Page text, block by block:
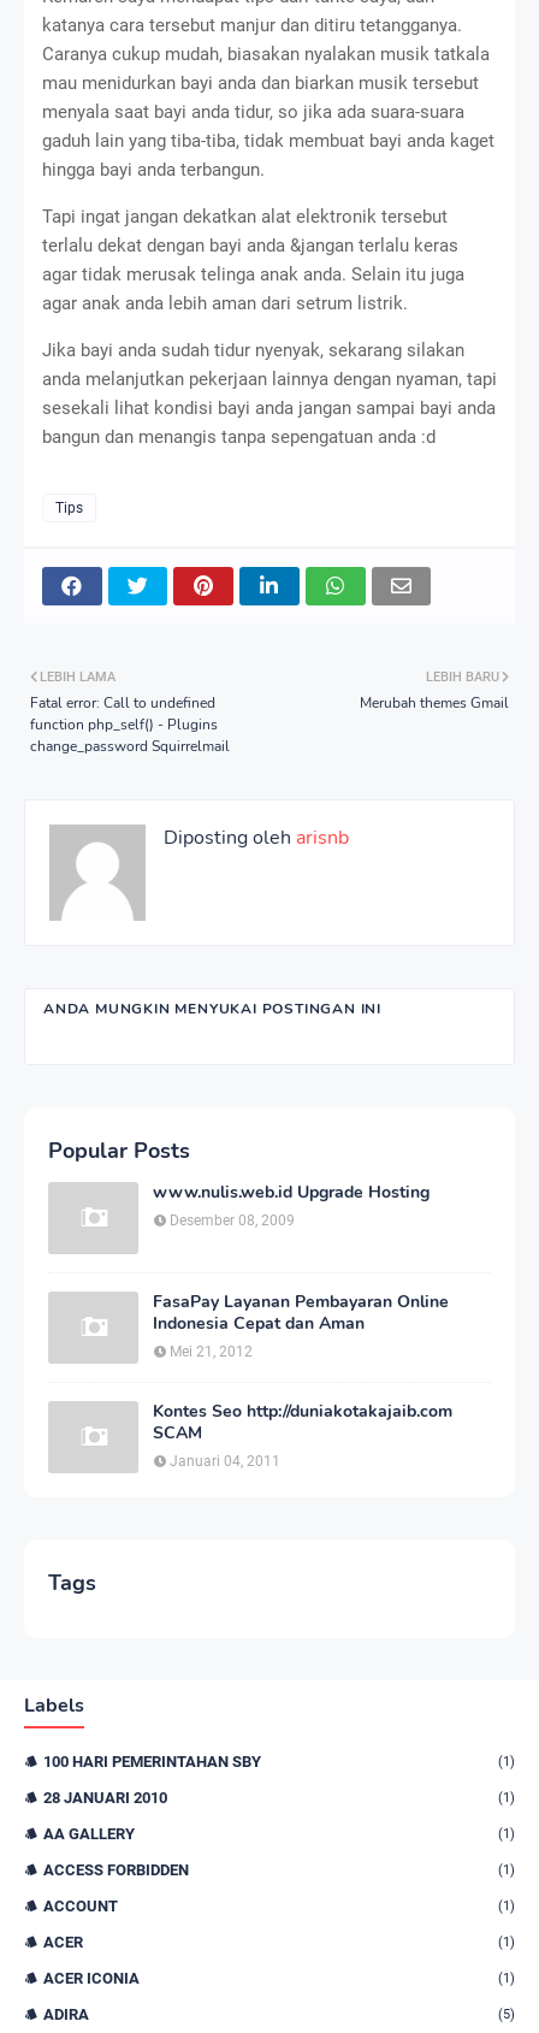
katanya cara tersebut manjur dan ditiru tetangganya.
Caranya cukup mudah, biasakan nyalakan musik tatkala
mau menidurkan bayi anda dan biarkan musik tersebut
menyala saat bayi anda tidur, so jika ada suara-suara
gaduh lain yang tiba-tiba, tidak membuat bayi anda kaget
hingga bayi anda terbangun.
Tapi ingat jangan dekatkan alat elektronik tersebut
terlalu dekat dengan bayi anda &jangan terlalu keras
agar tidak merusak telinga anak anda. Selain itu juga
agar anak anda lebih aman dari setrum listrik.
Jika bayi anda sudah tidur nyenyak, sekarang silakan
anda melanjutkan pekerjaan lainnya dengan nyaman, tapi
sesekali lihat kondisi bayi anda jangan sampai bayi anda
bangun dan menangis tanpa sepengatuan anda :d
Tips
LEBIH BARU
Merubah themes Gmail
LEBIH LAMA
Fatal error: Call to undefined
function php_self() - Plugins
change_password Squirrelmail
Diposting oleh arisnb
ANDA MUNGKIN MENYUKAI POSTINGAN INI
Popular Posts
www.nulis.web.id Upgrade Hosting
Desember 08, 2009
FasaPay Layanan Pembayaran Online
Indonesia Cepat dan Aman
Mei 21, 2012
Kontes Seo http://duniakotakajaib.com
SCAM
Januari 04, 2011
Tags
Labels
100 HARI PEMERINTAHAN SBY (1)
28 JANUARI 2010 (1)
AA GALLERY (1)
ACCESS FORBIDDEN (1)
ACCOUNT (1)
ACER (1)
ACER ICONIA (1)
ADIRA (5)